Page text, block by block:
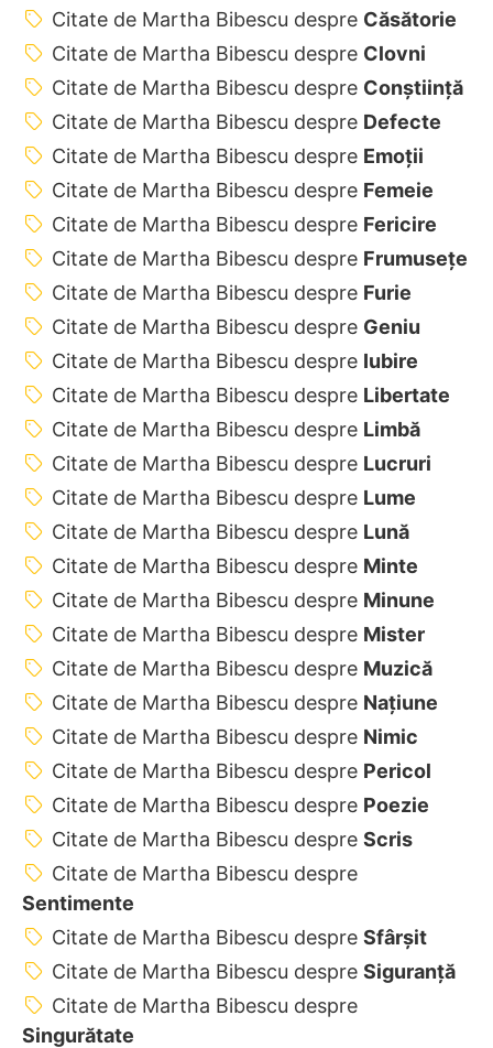
Citate de Martha Bibescu despre Căsătorie
Citate de Martha Bibescu despre Clovni
Citate de Martha Bibescu despre Conștiință
Citate de Martha Bibescu despre Defecte
Citate de Martha Bibescu despre Emoții
Citate de Martha Bibescu despre Femeie
Citate de Martha Bibescu despre Fericire
Citate de Martha Bibescu despre Frumusețe
Citate de Martha Bibescu despre Furie
Citate de Martha Bibescu despre Geniu
Citate de Martha Bibescu despre Iubire
Citate de Martha Bibescu despre Libertate
Citate de Martha Bibescu despre Limbă
Citate de Martha Bibescu despre Lucruri
Citate de Martha Bibescu despre Lume
Citate de Martha Bibescu despre Lună
Citate de Martha Bibescu despre Minte
Citate de Martha Bibescu despre Minune
Citate de Martha Bibescu despre Mister
Citate de Martha Bibescu despre Muzică
Citate de Martha Bibescu despre Națiune
Citate de Martha Bibescu despre Nimic
Citate de Martha Bibescu despre Pericol
Citate de Martha Bibescu despre Poezie
Citate de Martha Bibescu despre Scris
Citate de Martha Bibescu despre
Sentimente
Citate de Martha Bibescu despre Sfârșit
Citate de Martha Bibescu despre Siguranță
Citate de Martha Bibescu despre
Singurătate